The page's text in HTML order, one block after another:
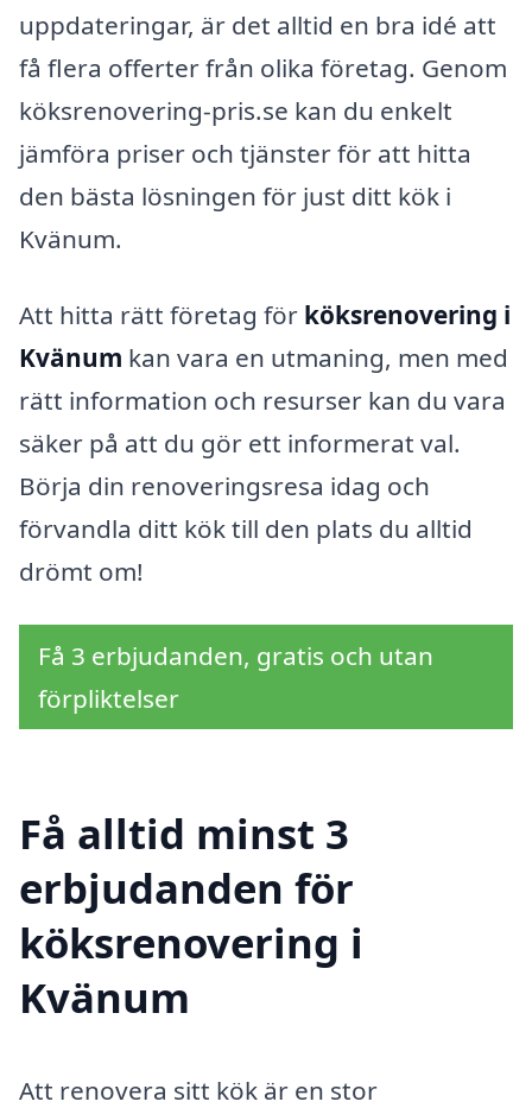
uppdateringar, är det alltid en bra idé att
få flera offerter från olika företag. Genom
köksrenovering-pris.se kan du enkelt
jämföra priser och tjänster för att hitta
den bästa lösningen för just ditt kök i
Kvänum.
Att hitta rätt företag för köksrenovering i
Kvänum kan vara en utmaning, men med
rätt information och resurser kan du vara
säker på att du gör ett informerat val.
Börja din renoveringsresa idag och
förvandla ditt kök till den plats du alltid
drömt om!
Få 3 erbjudanden, gratis och utan
förpliktelser
Få alltid minst 3
erbjudanden för
köksrenovering i
Kvänum
Att renovera sitt kök är en stor